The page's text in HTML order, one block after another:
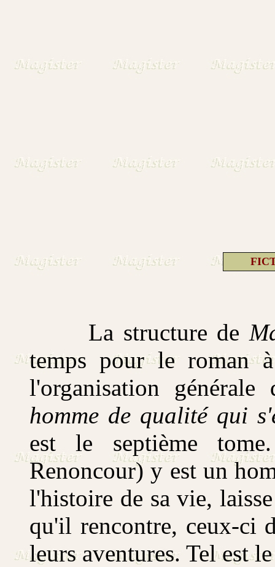
La structure de
temps pour le roman
l'organisation générale
homme de qualité qui
est le septième
Renoncour) y est un
l'histoire de sa vie,
qu'il rencontre, ceux-ci
leurs aventures. Tel est